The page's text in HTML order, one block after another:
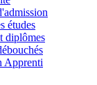
études
diplômes
Apprenti